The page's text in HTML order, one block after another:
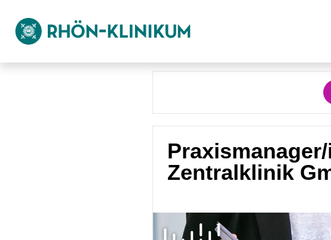
Zentralklinik